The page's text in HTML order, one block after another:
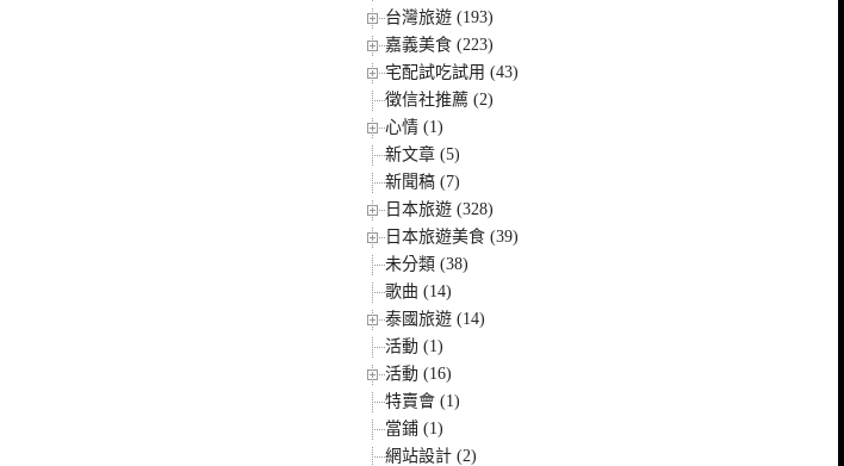
台灣旅遊 (193)
嘉義美食 (223)
宅配試吃試用 (43)
徵信社推薦 (2)
心情 (1)
新文章 (5)
新聞稿 (7)
日本旅遊 (328)
日本旅遊美食 (39)
未分類 (38)
歌曲 (14)
泰國旅遊 (14)
活動 (1)
活動 (16)
特賣會 (1)
當鋪 (1)
網站設計 (2)